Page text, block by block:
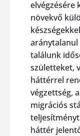
elvégzésére
növekvő
aránytalanul
találunk
születteket,
háttérrel
végzettség,
migrációs
háttér